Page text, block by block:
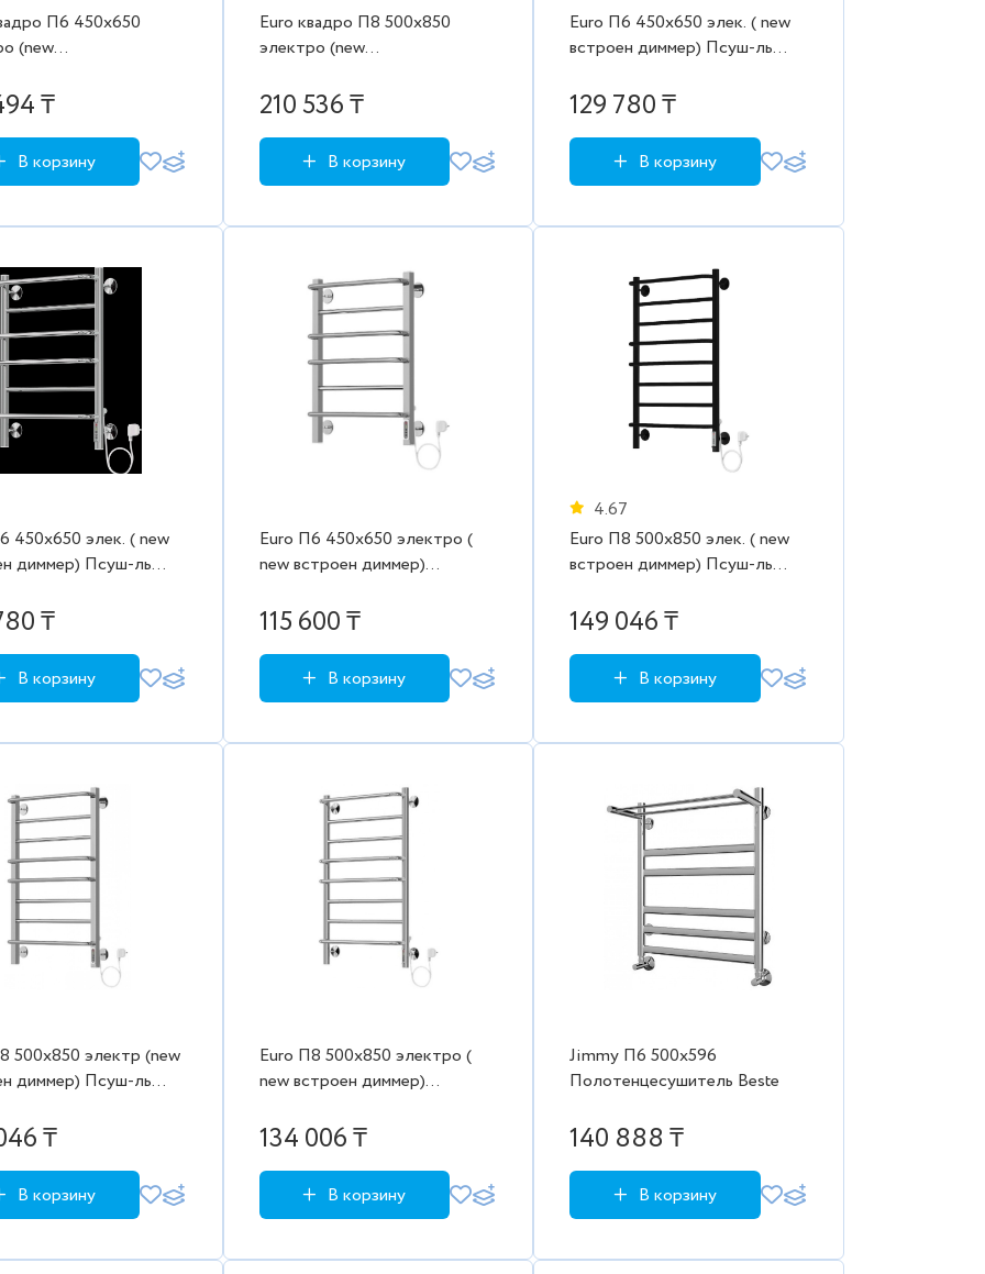
П6 450х650
(new
Beste
₸
В корзину
Euro квадро П8 500х850
электро (new
Полотенцесушитель Beste
210 536 ₸
В корзину
Euro П6 450х650 элек. ( new
встроен диммер) Псуш-ль
(RAL 9003 матовый) (бел)
129 780 ₸
В корзину
450х650 элек. ( new
диммер) Псуш-ль
мат.) (черный)
₸
В корзину
Euro П6 450х650 электро (
new встроен диммер)
115 600 ₸
В корзину
4.67
Euro П8 500х850 элек. ( new
встроен диммер) Псуш-ль
(RAL 9005 мат.) (черный)
149 046 ₸
В корзину
500х850 электр (new
диммер) Псуш-ль
мат) (белый)
₸
В корзину
Euro П8 500х850 электро (
new встроен диммер)
134 006 ₸
В корзину
Jimmy П6 500х596
Полотенцесушитель Beste
140 888 ₸
В корзину